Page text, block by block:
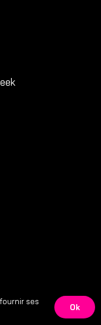
ses
Ok